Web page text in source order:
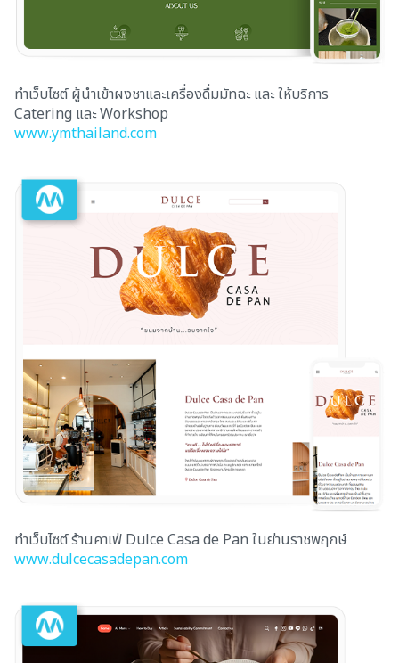
ทำเว็บไซต์ ผู้นำเข้าผงชาและเครื่องดื่มมัทฉะ และ ให้บริการ
Catering และ Workshop
www.ymthailand.com
ทำเว็บไซต์ ร้านคาเฟ่ Dulce Casa de Pan ในย่านราชพฤกษ์
www.dulcecasadepan.com